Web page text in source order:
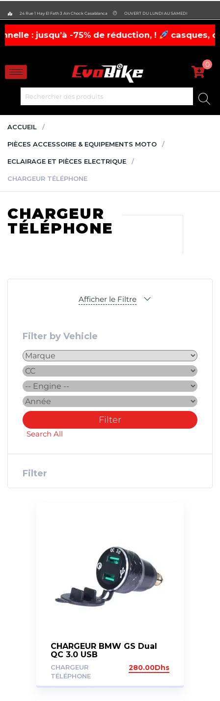
24 Rue 1 Hay El Fath 3 Ain Chock Casablanca OUVERT DU LUNDI AU SAMEDI
-75% de réduction, ! casques,
0
ACCUEIL
PIÈCES ACCESSOIRE & EQUIPEMENTS MOTO
ECLAIRAGE ET PIÈCES ELECTRIQUE
CHARGEUR TÉLÉPHONE
CHARGEUR
TÉLÉPHONE
Afficher le Filtre
Filter by Vehicle
Filter
Search All
Filter
CHARGEUR BMW GS Dual
QC 3.0 USB
CHARGEUR
TÉLÉPHONE
280.00Dhs